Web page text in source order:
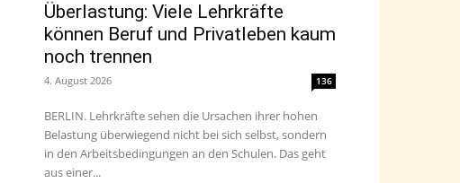
Überlastung: Viele Lehrkräfte
können Beruf und Privatleben kaum
noch trennen
4. August 2026 136
BERLIN. Lehrkräfte sehen die Ursachen ihrer hohen
Belastung überwiegend nicht bei sich selbst, sondern
in den Arbeitsbedingungen an den Schulen. Das geht
aus einer...